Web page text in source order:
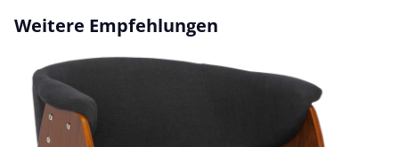
Produktgalerie überspringen
Weitere Empfehlungen